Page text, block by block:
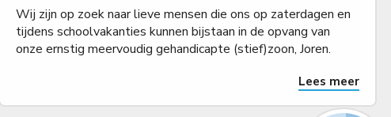
Wij zijn op zoek naar lieve mensen die ons op zaterdagen en
tijdens schoolvakanties kunnen bijstaan in de opvang van
onze ernstig meervoudig gehandicapte (stief)zoon, Joren.
Lees meer